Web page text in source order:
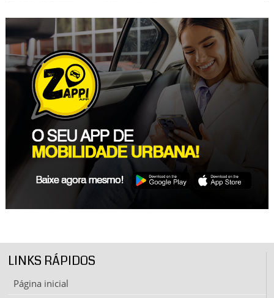
LINKS RÁPIDOS
Página inicial